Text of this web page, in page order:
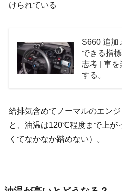
けられている
S660 追
できる指
志考 | 車
する。
給排気含めてノーマルのエン
と、油温は120℃程度まで上が
くてなかなか踏めない）。